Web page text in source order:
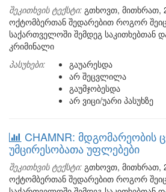
შეკითხვის ტექსტი: გთხოვთ, მითხრათ,
ოქტომბერთან შედარებით როგორ
საქართველოში შემდეგ საკითხებთან
კრიმინალი
პასუხები:
გაუარესდა
არ შეცვლილა
გაუმჯობესდა
არ ვიცი/უარი პასუხზე
CHAMNR: მდგომარეობის
უმცირესობათა უფლებები
შეკითხვის ტექსტი: გთხოვთ, მითხრათ,
ოქტომბერთან შედარებით როგორ